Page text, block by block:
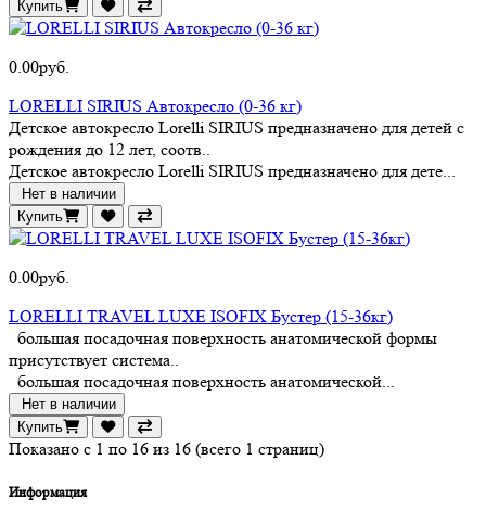
Купить
0.00руб.
LORELLI SIRIUS Автокресло (0-36 кг)
Детское автокресло Lorelli SIRIUS предназначено для детей с
рождения до 12 лет, соотв..
Детское автокресло Lorelli SIRIUS предназначено для дете...
Нет в наличии
Купить
0.00руб.
LORELLI TRAVEL LUXE ISOFIX Бустер (15-36кг)
большая посадочная поверхность анатомической формы
присутствует система..
большая посадочная поверхность анатомической...
Нет в наличии
Купить
Показано с 1 по 16 из 16 (всего 1 страниц)
Информация